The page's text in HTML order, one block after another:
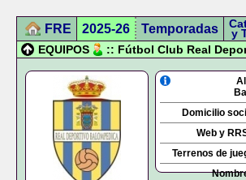
FRE 2025-26 Temporadas y
EQUIPOS :: Fútbol Club Real
Domicilio
Web y
Terrenos de